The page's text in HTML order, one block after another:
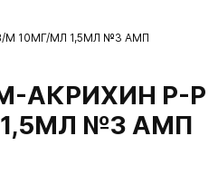
10МГ/МЛ 1,5МЛ №3 АМП
АКРИХИН Р-Р
№3 АМП